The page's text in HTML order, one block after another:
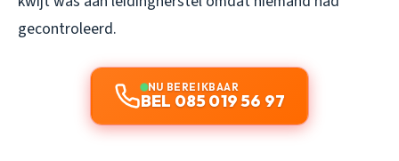
gecontroleerd.
NU BEREIKBAAR
BEL 085 019 56 97